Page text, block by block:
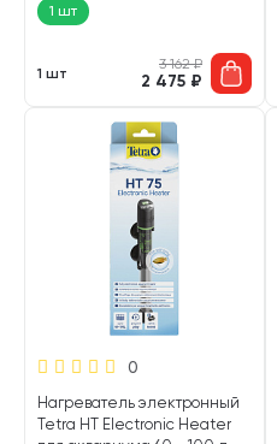
1 шт
1 шт
3 162₽
2 475 ₽
0
Нагреватель электронный
Tetra HT Electronic Heater